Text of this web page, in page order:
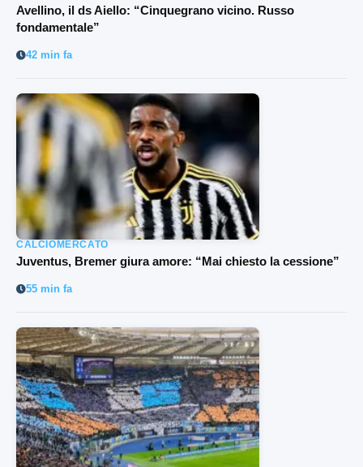
Avellino, il ds Aiello: “Cinquegrano vicino. Russo
fondamentale”
42 min fa
CALCIOMERCATO
Juventus, Bremer giura amore: “Mai chiesto la cessione”
55 min fa